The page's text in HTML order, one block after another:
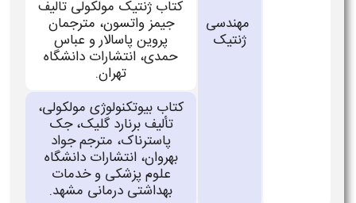
مهندسی
ژنتیک
کتاب ژنتیک مولکولی تالیف
جیمز واتسون، مترجمان
پروین پاسالار و عباس
حمدی، انتشارات دانشگاه
تهران.
کتاب بیوتکنولوژی مولکولی،
تألیف برنارد گلیک، جک
پاسترناک، مترجم جواد
بهروان، انتشارات دانشگاه
علوم پزشکی و خدمات
بهداشتی درمانی مشهد.